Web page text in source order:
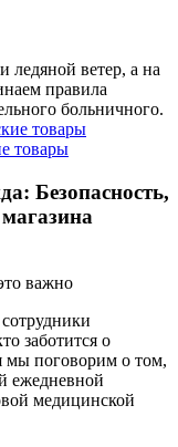
ледяной ветер, а на
правила
больничного.
товары
Безопасность,
важно
заботится о
мы поговорим о том,
ежедневной
медицинской